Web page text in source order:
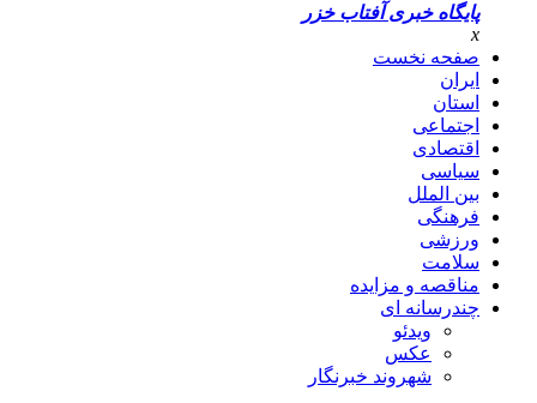
پایگاه خبری آفتاب خزر
x
صفحه نخست
ایران
استان
اجتماعی
اقتصادی
سیاسی
بین الملل
فرهنگی
ورزشی
سلامت
مناقصه و مزایده
چندرسانه ای
ویدئو
عکس
شهروند خبرنگار